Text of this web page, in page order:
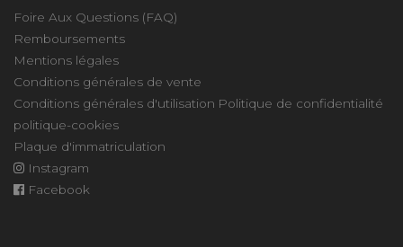
Foire Aux Questions (FAQ)
Remboursements
Mentions légales
Conditions générales de vente
Conditions générales d'utilisation Politique de confidentialité
politique-cookies
Plaque d'immatriculation
Instagram
Facebook